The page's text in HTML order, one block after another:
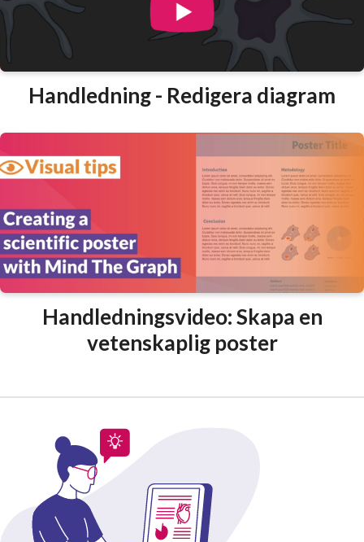
Handledning - Redigera diagram
Handledningsvideo: Skapa en
vetenskaplig poster